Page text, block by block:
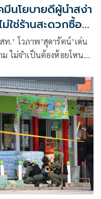
นโยบายดีผู้นำสง่า
ใช่ร้านสะดวกซื้อที่
.’ โวภาพ’สุดารัตน์’เด่น
ไม่จำเป็นต้องห้อยโหน